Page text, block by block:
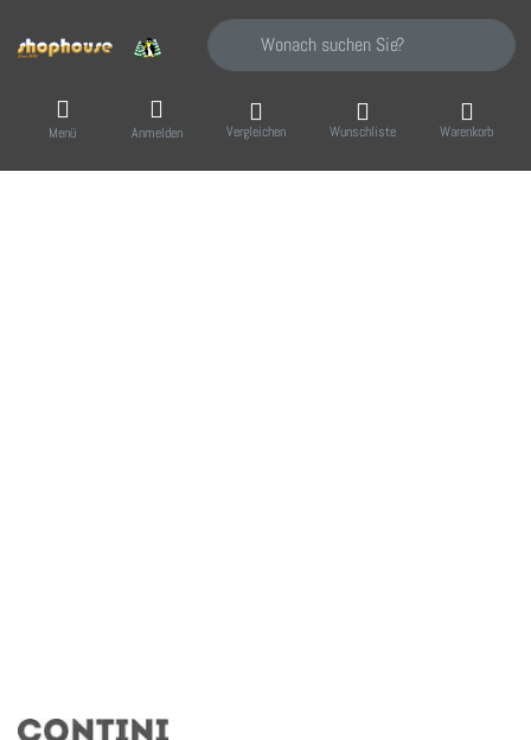
Geben Sie einen Suchbegriff ein. Während
Menü Anmelden Vergleichen Wunschliste Warenkorb